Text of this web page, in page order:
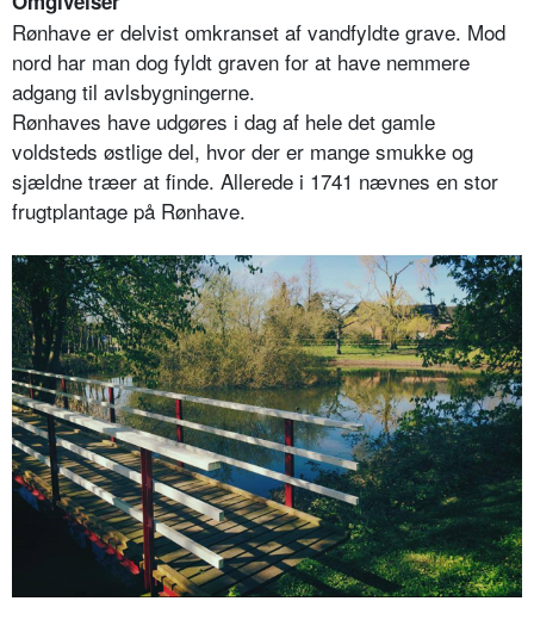
Rønhave er delvist omkranset af vandfyldte grave. Mod
nord har man dog fyldt graven for at have nemmere
adgang til avlsbygningerne.
Rønhaves have udgøres i dag af hele det gamle
voldsteds østlige del, hvor der er mange smukke og
sjældne træer at finde. Allerede i 1741 nævnes en stor
frugtplantage på Rønhave.